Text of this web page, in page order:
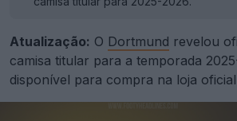
Atualização: O Dortmund revelou
camisa titular para a temporada
disponível para compra na loja